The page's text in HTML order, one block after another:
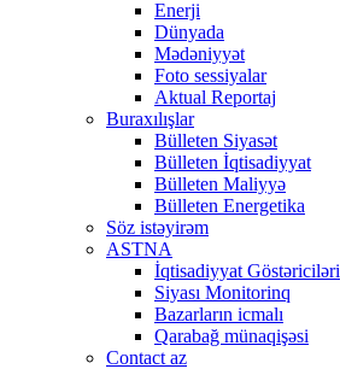
Enerji
Dünyada
Mədəniyyət
Foto sessiyalar
Aktual Reportaj
Buraxılışlar
Bülleten Siyasət
Bülleten İqtisadiyyat
Bülleten Maliyyə
Bülleten Energetika
Söz istəyirəm
ASTNA
İqtisadiyyat Göstəriciləri
Siyası Monitorinq
Bazarların icmalı
Qarabağ münaqişəsi
Contact az